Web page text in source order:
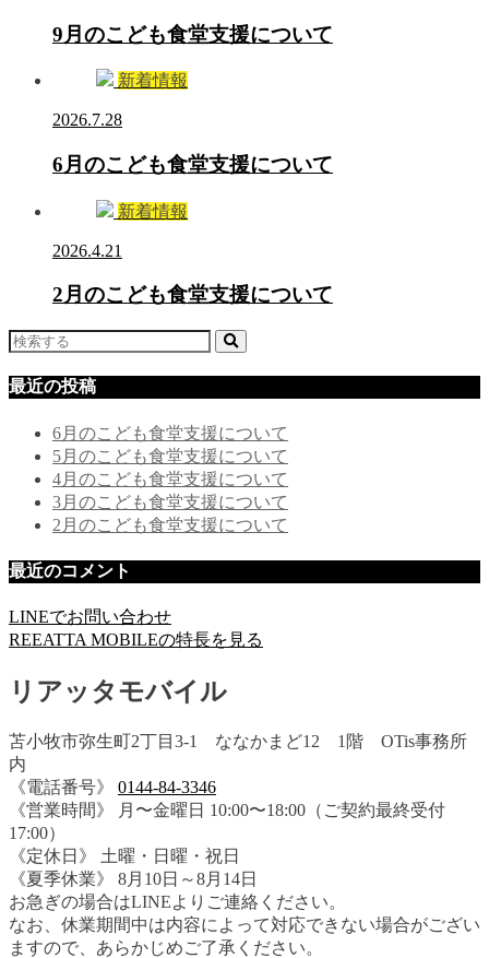
9月のこども食堂支援について
新着情報
2026.7.28
6月のこども食堂支援について
新着情報
2026.4.21
2月のこども食堂支援について
最近の投稿
6月のこども食堂支援について
5月のこども食堂支援について
4月のこども食堂支援について
3月のこども食堂支援について
2月のこども食堂支援について
最近のコメント
LINEでお問い合わせ
REEATTA MOBILEの特長を見る
リアッタモバイル
苫小牧市弥生町2丁目3-1 ななかまど12 1階 OTis事務所
内
《電話番号》 0144-84-3346
《営業時間》 月〜金曜日 10:00〜18:00（ご契約最終受付
17:00）
《定休日》 土曜・日曜・祝日
《夏季休業》 8月10日～8月14日
お急ぎの場合はLINEよりご連絡ください。
なお、休業期間中は内容によって対応できない場合がござい
ますので、あらかじめご了承ください。